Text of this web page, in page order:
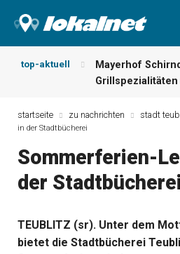
top-aktuell
Mayerhof
Grillspezialitäten
und mehr …
leserbriefe
Maxhütter
Region!
Metzgerei
startseite zu nachrichten stadt
in der Stadtbücherei
Sommerferien-
der Stadtbücherei
TEUBLITZ (sr). Unter dem
bietet die Stadtbücherei